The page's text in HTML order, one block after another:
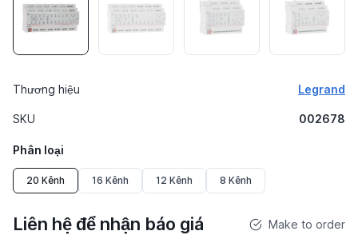
Thương hiệu Legrand
SKU 002678
Phân loại
20 Kênh 16 Kênh 12 Kênh 8 Kênh
Liên hệ để nhận báo giá Make to order